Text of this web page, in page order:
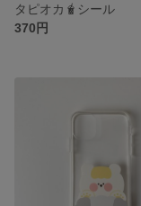
タピオカ🧋シール
370円